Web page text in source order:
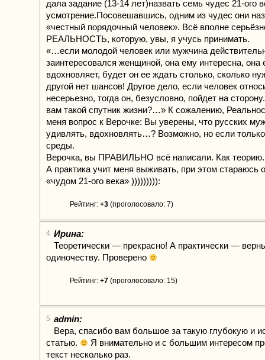
дала задание (13-14 лет)назвать семь чудес 21-ого
усмотрение.Посовешавшись, одним из чудес они
«честный порядочный человек». Всё вполне
РЕАЛЬНОСТЬ, которую, увы, я учусь принимать.
«…если молодой человек или мужчина
заинтересовался женщиной, она ему интересна, она
вдохновляет, будет он ее ждать столько, сколько
другой нет шансов! Другое дело, если человек
несерьезно, тогда он, безусловно, пойдет на
вам такой спутник жизни?…» К сожалению,
меня вопрос к Верочке: Вы уверены, что русских
удивлять, вдохновлять…? Возможно, но если только
среды.
Верочка, вы ПРАВИЛЬНО всё написали. Как теорию.
А практика учит меня выживать, при этом стараюсь
«чудом 21-ого века» ))))))))):
Рейтинг: +3 (проголосовало: 7)
4 Ирина:
Теоретически — прекрасно! А практически —
одиночеству. Проверено
Рейтинг: +7 (проголосовало: 15)
5 admin:
Вера, спасибо вам большое за такую глубокую и
статью.
Я внимательно и с большим интересом
текст несколько раз.